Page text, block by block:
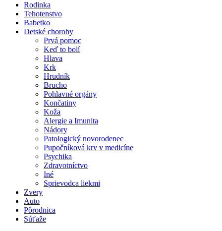
Rodinka
Tehotenstvo
Babetko
Detské choroby
Prvá pomoc
Keď to bolí
Hlava
Krk
Hrudník
Brucho
Pohlavné orgány
Končatiny
Koža
Alergie a Imunita
Nádory
Patologický novorodenec
Pupočníková krv v medicíne
Psychika
Zdravotníctvo
Iné
Sprievodca liekmi
Zvery
Auto
Pôrodnica
Súťaže